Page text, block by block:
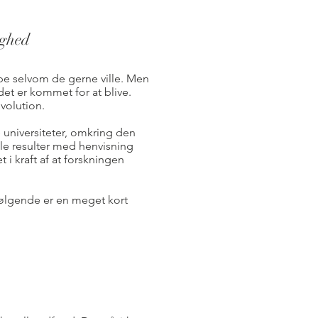
selvom de gerne ville. Men
er kommet for at blive.
omkring den
resulter med henvisning
i kraft af at forskningen
er en meget kort